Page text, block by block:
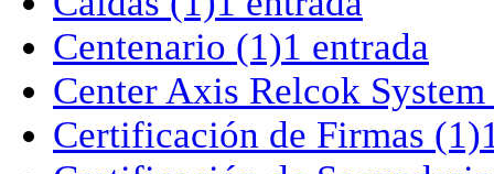
Centenario (1)1 entrada
Center Axis Relcok System
Certificación de Firmas (1)